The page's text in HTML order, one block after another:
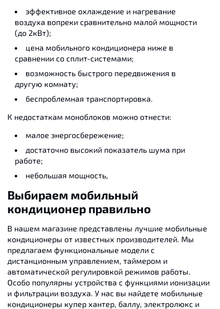
эффективное охлаждение и нагревание
воздуха вопреки сравнительно малой мощности
(до 2кВт);
цена мобильного кондиционера ниже в
сравнении со сплит-системами;
возможность быстрого передвижения в
другую комнату;
беспроблемная транспортировка.
К недостаткам моноблоков можно отнести:
малое энергосбережение;
достаточно высокий показатель шума при
работе;
небольшая мощность,
Выбираем мобильный
кондиционер правильно
В нашем магазине представлены лучшие мобильные
кондиционеры от известных производителей. Мы
предлагаем функциональные модели с
дистанционным управлением, таймером и
автоматической регулировкой режимов работы.
Особо популярны устройства с функциями ионизации
и фильтрации воздуха. У нас вы найдете мобильные
кондиционеры купер хантер, баллу, электролюкс и